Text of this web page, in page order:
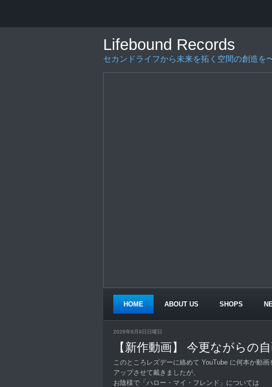
Lifebound Records
セカンドライフから未来を拓く空間の創造を
HOME ABOUT US SHOPS
2026年8月9日日曜日
【新作動画】 今更ながらの
このところレズデーに絡めて YouTube に何本か動画
アップさせて戴きましたが、
お陰様で「ハロー・マイ・フレンド」については